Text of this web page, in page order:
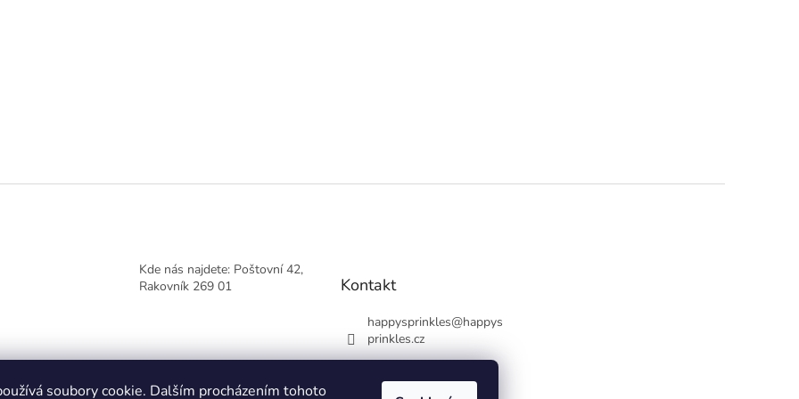
soubory cookie. Dalším procházením tohoto
Kde nás najdete: Poštovní 42,
Rakovník 269 01
Kontakt
happysprinkles@happys
prinkles.cz
+420736770446